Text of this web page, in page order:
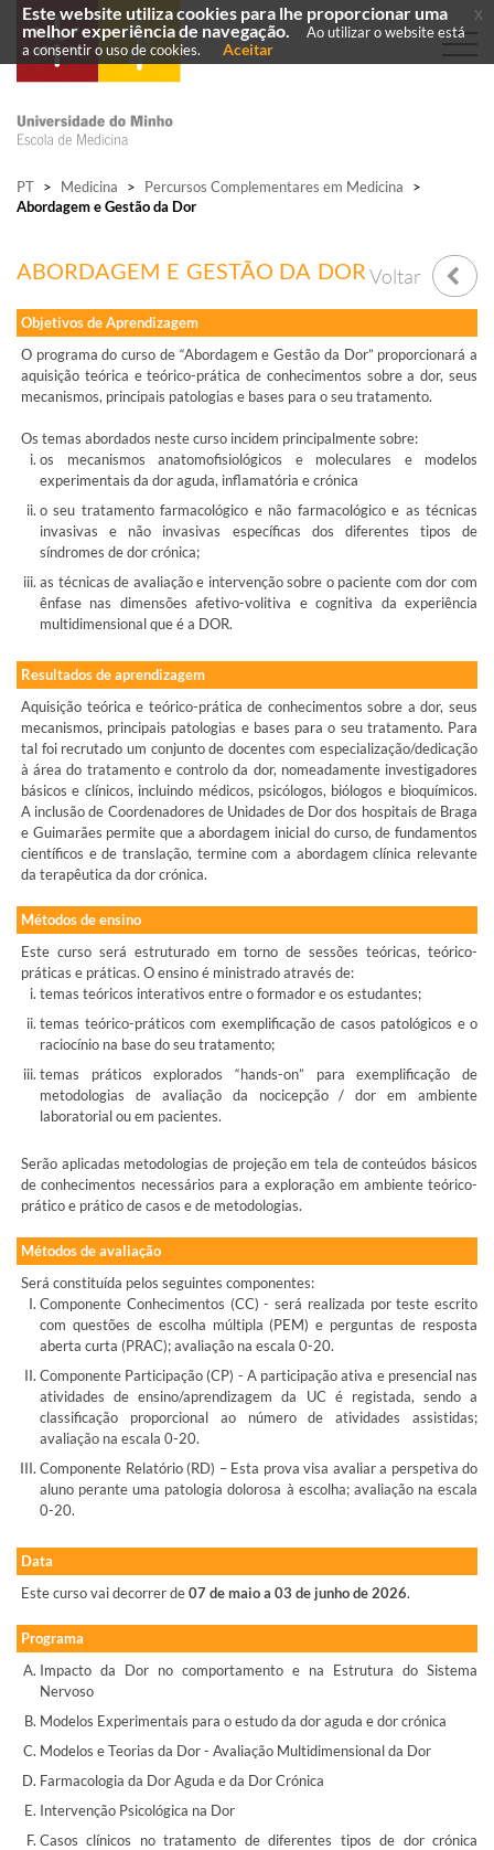
PT > Medicina > Percursos Complementares em Medicina
>
Abordagem e Gestão da Dor
ABORDAGEM E GESTÃO DA DORVoltar
Objetivos de Aprendizagem
O programa do curso de “Abordagem e Gestão da Dor” proporcionará a
aquisição teórica e teórico-prática de conhecimentos sobre a dor, seus
mecanismos, principais patologias e bases para o seu tratamento.
Os temas abordados neste curso incidem principalmente sobre:
os mecanismos anatomofisiológicos e moleculares e modelos
experimentais da dor aguda, inflamatória e crónica
o seu tratamento farmacológico e não farmacológico e as técnicas
invasivas e não invasivas específicas dos diferentes tipos de
síndromes de dor crónica;
as técnicas de avaliação e intervenção sobre o paciente com dor com
ênfase nas dimensões afetivo-volitiva e cognitiva da experiência
multidimensional que é a DOR.
Resultados de aprendizagem
Aquisição teórica e teórico-prática de conhecimentos sobre a dor, seus
mecanismos, principais patologias e bases para o seu tratamento. Para
tal foi recrutado um conjunto de docentes com especialização/dedicação
à área do tratamento e controlo da dor, nomeadamente investigadores
básicos e clínicos, incluindo médicos, psicólogos, biólogos e bioquímicos.
A inclusão de Coordenadores de Unidades de Dor dos hospitais de Braga
e Guimarães permite que a abordagem inicial do curso, de fundamentos
científicos e de translação, termine com a abordagem clínica relevante
da terapêutica da dor crónica.
Métodos de ensino
Este curso será estruturado em torno de sessões teóricas, teórico-
práticas e práticas. O ensino é ministrado através de:
temas teóricos interativos entre o formador e os estudantes;
temas teórico-práticos com exemplificação de casos patológicos e o
raciocínio na base do seu tratamento;
temas práticos explorados “hands-on” para exemplificação de
metodologias de avaliação da nocicepção / dor em ambiente
laboratorial ou em pacientes.
Serão aplicadas metodologias de projeção em tela de conteúdos básicos
de conhecimentos necessários para a exploração em ambiente teórico-
prático e prático de casos e de metodologias.
Métodos de avaliação
Será constituída pelos seguintes componentes:
Componente Conhecimentos (CC) - será realizada por teste escrito
com questões de escolha múltipla (PEM) e perguntas de resposta
aberta curta (PRAC); avaliação na escala 0-20.
Componente Participação (CP) - A participação ativa e presencial nas
atividades de ensino/aprendizagem da UC é registada, sendo a
classificação proporcional ao número de atividades assistidas;
avaliação na escala 0-20.
Componente Relatório (RD) – Esta prova visa avaliar a perspetiva do
aluno perante uma patologia dolorosa à escolha; avaliação na escala
0-20.
Data
Este curso vai decorrer de07 de maio a 03 de junho de 2026.
Programa
Impacto da Dor no comportamento e na Estrutura do Sistema
Nervoso
Modelos Experimentais para o estudo da dor aguda e dor crónica
Modelos e Teorias da Dor - Avaliação Multidimensional da Dor
Farmacologia da Dor Aguda e da Dor Crónica
Intervenção Psicológica na Dor
Casos clínicos no tratamento de diferentes tipos de dor crónica
Este website utiliza cookies para lhe proporcionar uma
melhor experiência de navegação.
Ao utilizar o website está
a consentir o uso de cookies.
Aceitar
x